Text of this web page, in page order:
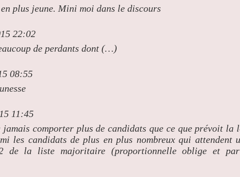
plus jeune. Mini moi dans le discours
22:02
de perdants dont (…)
08:55
11:45
comporter plus de candidats que ce que prévoit la
les candidats de plus en plus nombreux qui attendent
de la liste majoritaire (proportionnelle oblige et